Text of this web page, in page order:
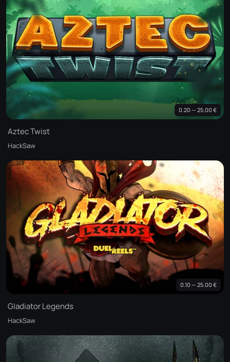
0.20 — 25.00 €
Aztec Twist
HackSaw
0.10 — 25.00 €
Gladiator Legends
HackSaw